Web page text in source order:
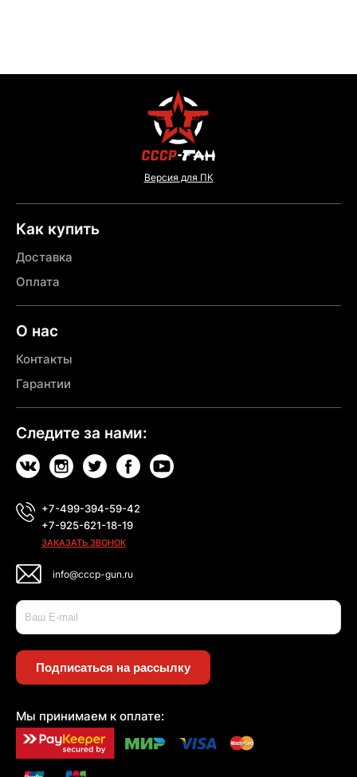
Версия для ПК
Как купить
Доставка
Оплата
О нас
Контакты
Гарантии
Следите за нами:
+7-499-394-59-42
+7-925-621-18-19
ЗАКАЗАТЬ ЗВОНОК
info@cccp-gun.ru
Подписаться на рассылку
Мы принимаем к оплате: